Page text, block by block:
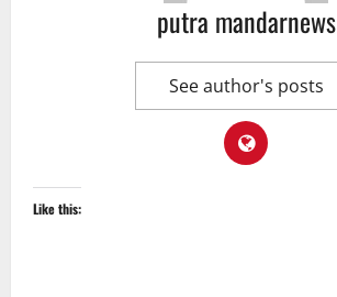
putra mandarnews
See author's posts
Like this: